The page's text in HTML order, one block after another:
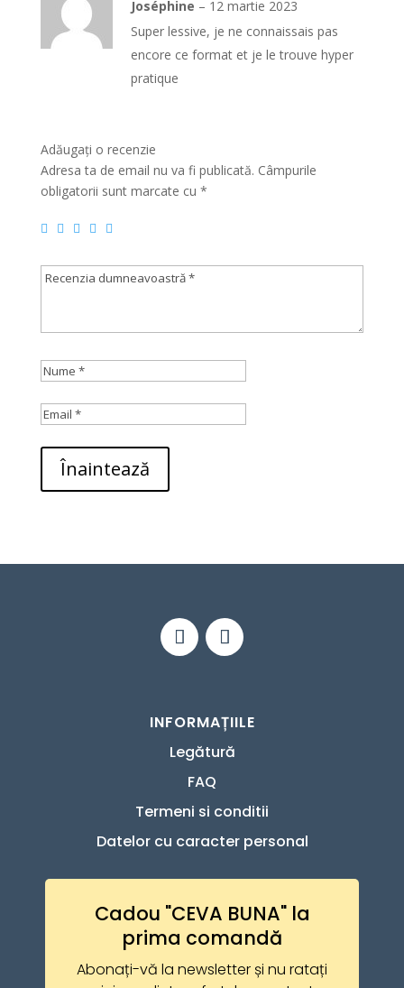
din 5
Joséphine – 12 martie 2023
Super lessive, je ne connaissais pas
encore ce format et je le trouve hyper
pratique
Adăugați o recenzie
Adresa ta de email nu va fi publicată. Câmpurile
obligatorii sunt marcate cu *
Înaintează
INFORMAȚIILE
Legătură
FAQ
Termeni si conditii
Datelor cu caracter personal
Cadou "CEVA BUNA" la
prima comandă
Abonați-vă la newsletter și nu ratați